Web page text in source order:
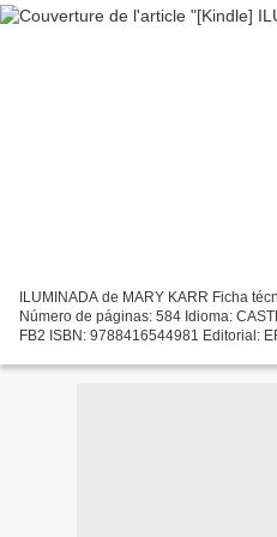
ILUMINADA de MARY KARR Ficha
Número de páginas: 584 Idioma:
FB2 ISBN: 9788416544981 Editorial: